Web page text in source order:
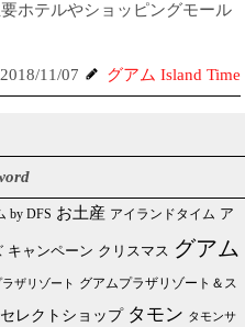
ホテルやショッピングモール
2018/11/07
グアム Island Time
by DFS お土産 アイランドタイム ア
キャンペーン クリスマス グアム
ザリゾート グアムプラザリゾート＆ス
セレクトショップ タモン タモンサ